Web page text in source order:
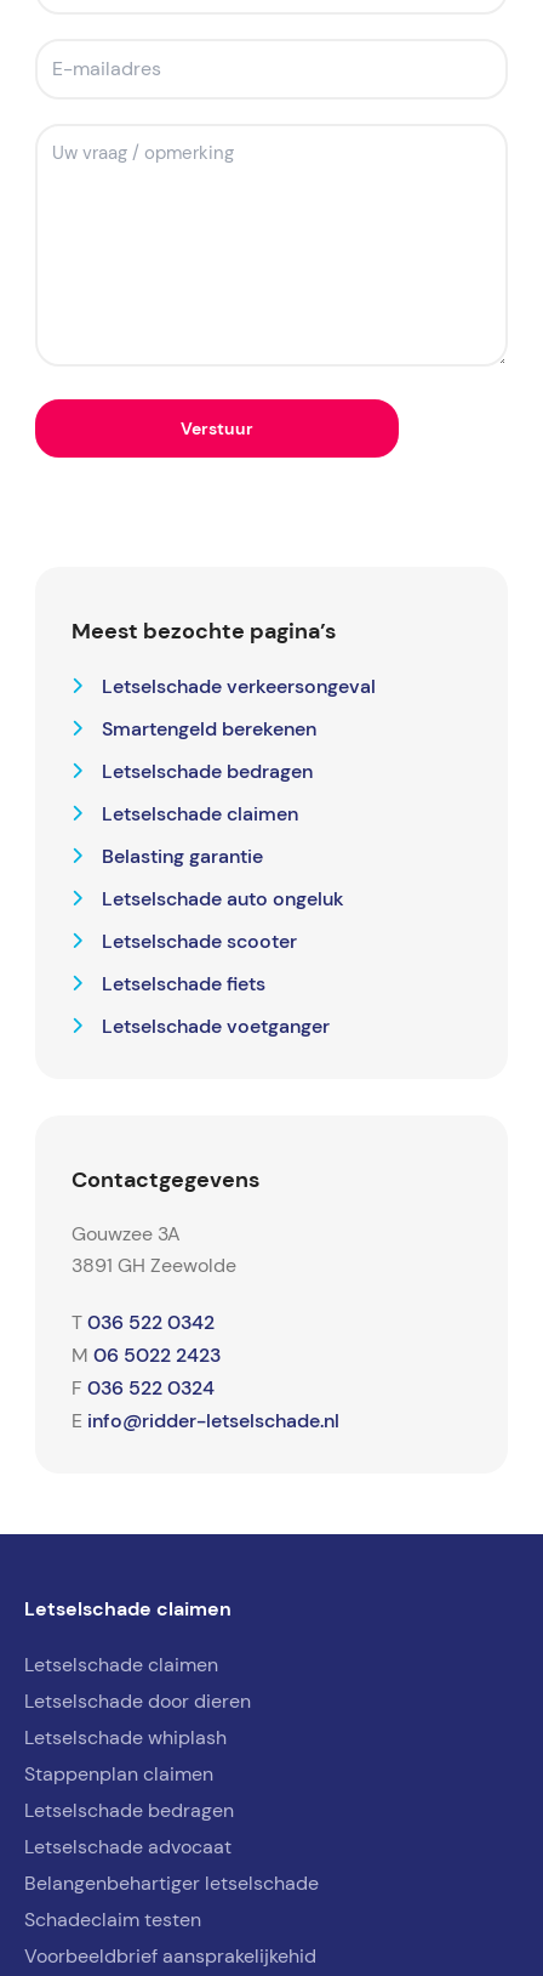
Meest bezochte pagina’s
Letselschade verkeersongeval
Smartengeld berekenen
Letselschade bedragen
Letselschade claimen
Belasting garantie
Letselschade auto ongeluk
Letselschade scooter
Letselschade fiets
Letselschade voetganger
Contactgegevens
Gouwzee 3A
3891 GH Zeewolde
T 036 522 0342
M 06 5022 2423
F 036 522 0324
E info@ridder-letselschade.nl
Letselschade claimen
Letselschade claimen
Letselschade door dieren
Letselschade whiplash
Stappenplan claimen
Letselschade bedragen
Letselschade advocaat
Belangenbehartiger letselschade
Schadeclaim testen
Voorbeeldbrief aansprakelijkehid